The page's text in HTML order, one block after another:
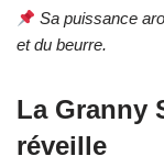
Sa puissance
et du beurre.
La Granny
réveille